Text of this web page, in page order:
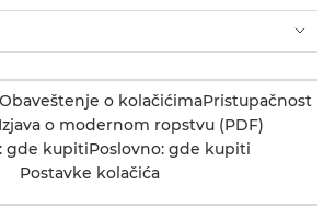
Obaveštenje o kolačićimaPristupačnost
Izjava o modernom ropstvu (PDF)
gde kupitiPoslovno: gde kupiti
Postavke kolačića